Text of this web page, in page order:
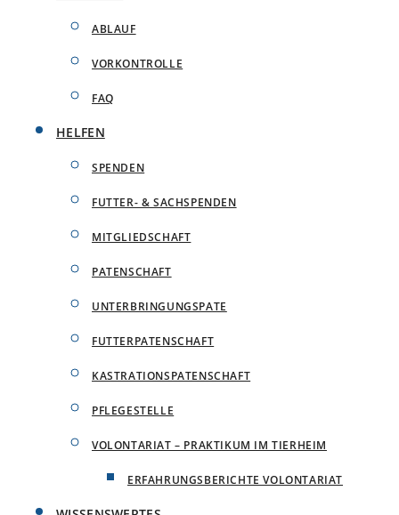
ABLAUF
VORKONTROLLE
FAQ
HELFEN
SPENDEN
FUTTER- & SACHSPENDEN
MITGLIEDSCHAFT
PATENSCHAFT
UNTERBRINGUNGSPATE
FUTTERPATENSCHAFT
KASTRATIONSPATENSCHAFT
PFLEGESTELLE
VOLONTARIAT – PRAKTIKUM IM TIERHEIM
ERFAHRUNGSBERICHTE VOLONTARIAT